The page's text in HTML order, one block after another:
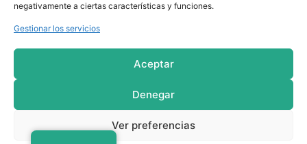
negativamente a ciertas características y funciones.
Gestionar los servicios
Aceptar
Denegar
Ver preferencias
reservados.
Condiciones Generales